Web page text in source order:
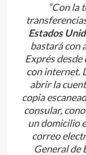
“Con la
Estados
bastará con
Exprés
con internet.
abrir la
copia
consular,
un domicilio
correo
General de